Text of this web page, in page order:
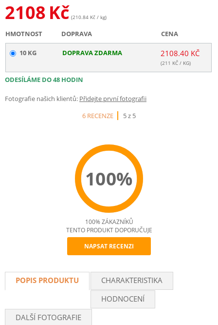
2108 Kč (210.84 Kč / kg)
HMOTNOST DOPRAVA CENA
10 KG DOPRAVA ZDARMA 2108.40 KČ
(211 KČ / KG)
ODESÍLÁME DO 48 HODIN
Fotografie našich klientů: Přidejte první fotografii
6 RECENZE
5 z 5
100%
Recommend
100% ZÁKAZNÍKŮ
TENTO PRODUKT DOPORUČUJE
NAPSAT RECENZI
POPIS PRODUKTU
CHARAKTERISTIKA
HODNOCENÍ
DALŠÍ FOTOGRAFIE